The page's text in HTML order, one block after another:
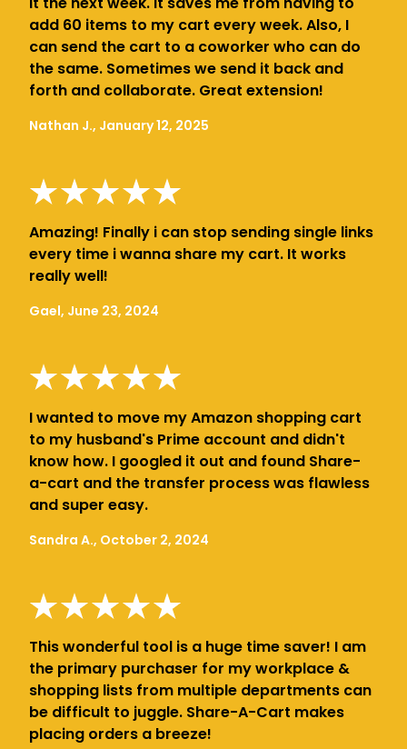
add 60 items to my cart every week. Also, I
can send the cart to a coworker who can do
the same. Sometimes we send it back and
forth and collaborate. Great extension!
Nathan J., January 12, 2025
Amazing! Finally i can stop sending single links
every time i wanna share my cart. It works
really well!
Gael, June 23, 2024
I wanted to move my Amazon shopping cart
to my husband's Prime account and didn't
know how. I googled it out and found Share-
a-cart and the transfer process was flawless
and super easy.
Sandra A., October 2, 2024
This wonderful tool is a huge time saver! I am
the primary purchaser for my workplace &
shopping lists from multiple departments can
be difficult to juggle. Share-A-Cart makes
placing orders a breeze!